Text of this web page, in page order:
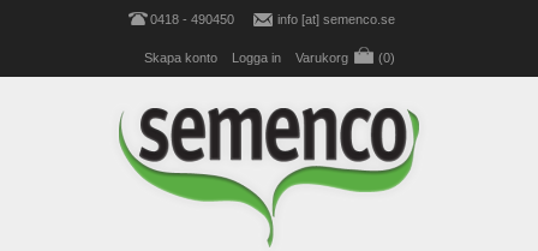
0418 - 490450 info [at] semenco.se
Skapa konto Logga in Varukorg (0)